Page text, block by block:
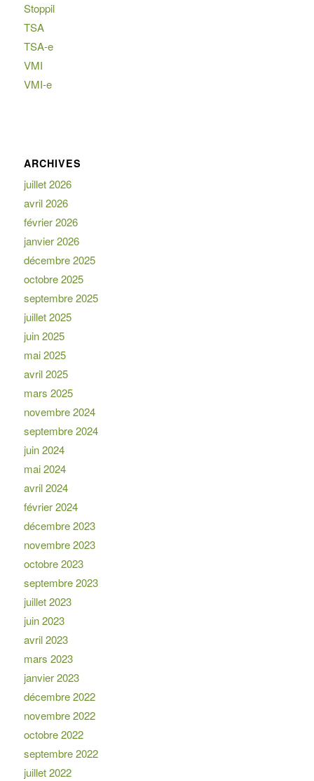
Stoppil
TSA
TSA-e
VMI
VMI-e
ARCHIVES
juillet 2026
avril 2026
février 2026
janvier 2026
décembre 2025
octobre 2025
septembre 2025
juillet 2025
juin 2025
mai 2025
avril 2025
mars 2025
novembre 2024
septembre 2024
juin 2024
mai 2024
avril 2024
février 2024
décembre 2023
novembre 2023
octobre 2023
septembre 2023
juillet 2023
juin 2023
avril 2023
mars 2023
janvier 2023
décembre 2022
novembre 2022
octobre 2022
septembre 2022
juillet 2022